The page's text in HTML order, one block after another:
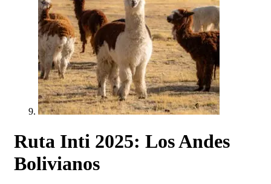
Ruta Inti 2025: Los Andes
Bolivianos